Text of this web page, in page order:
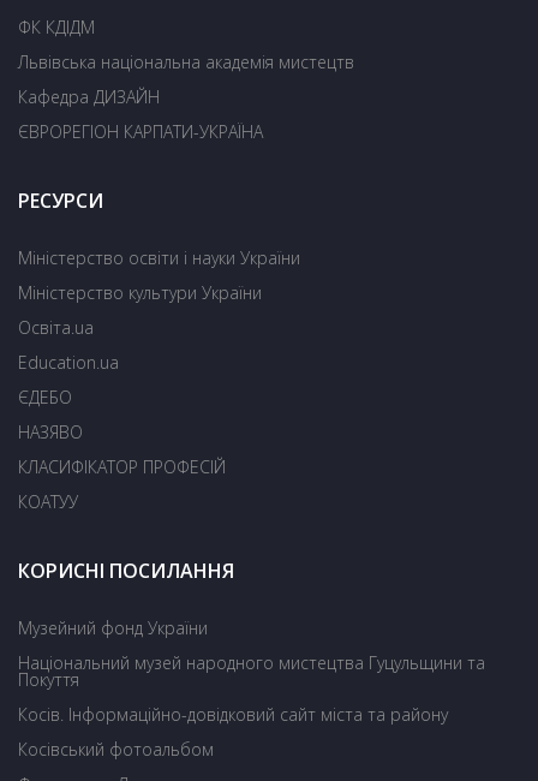
ФК КДІДМ
Львівська національна академія мистецтв
Кафедра ДИЗАЙН
ЄВРОРЕГІОН КАРПАТИ-УКРАЇНА
РЕСУРСИ
Міністерство освіти і науки України
Міністерство культури України
Освіта.ua
Education.ua
ЄДЕБО
НАЗЯВО
КЛАСИФІКАТОР ПРОФЕСІЙ
КОАТУУ
КОРИСНІ ПОСИЛАННЯ
Музейний фонд України
Національний музей народного мистецтва Гуцульщини та
Покуття
Косів. Інформаційно-довідковий сайт міста та району
Косівський фотоальбом